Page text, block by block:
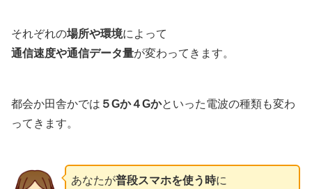
それぞれの場所や環境によって
通信速度や通信データ量が変わってきます。
都会か田舎かでは ５Gか４Gかといった電波の種類も変わ
ってきます。
あなたが普段スマホを使う時に